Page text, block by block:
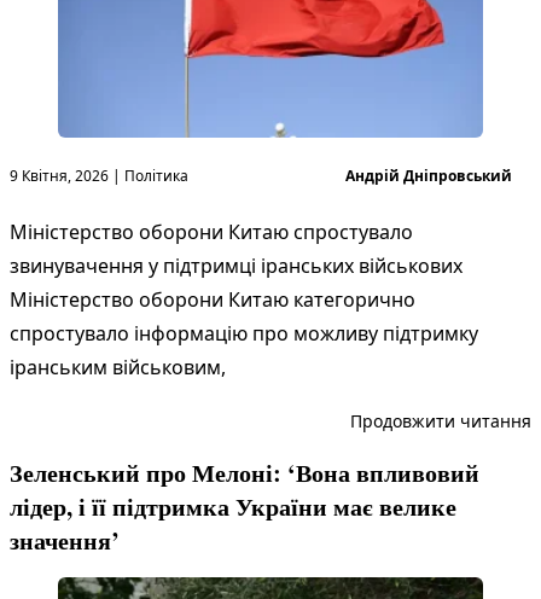
9 Квітня, 2026 | Політика
Опубліковано
Андрій Дніпровський
Міністерство оборони Китаю спростувало
звинувачення у підтримці іранських військових
Міністерство оборони Китаю категорично
спростувало інформацію про можливу підтримку
іранським військовим,
Продовжити читання
Зеленський про Мелоні: ‘Вона впливовий
лідер, і її підтримка України має велике
значення’